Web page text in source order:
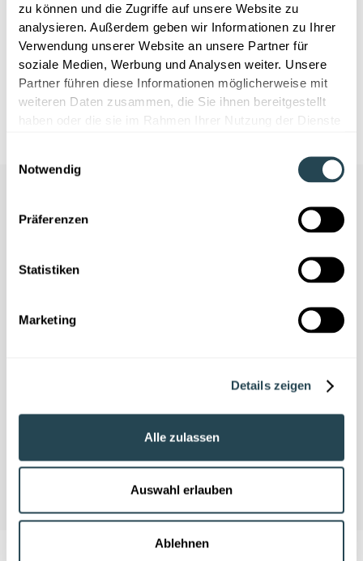
zu können und die Zugriffe auf unsere Website zu
analysieren. Außerdem geben wir Informationen zu Ihrer
Verwendung unserer Website an unsere Partner für
soziale Medien, Werbung und Analysen weiter. Unsere
Partner führen diese Informationen möglicherweise mit
weiteren Daten zusammen, die Sie ihnen bereitgestellt
haben oder die sie im Rahmen Ihrer Nutzung der Dienste
Notwendig
Präferenzen
Statistiken
Marketing
Details zeigen
Alle zulassen
Auswahl erlauben
Ablehnen
peintures,des polymères et des matériaux, qui
souhaitent renforcer la résilience de leursprocessus de
développement et exploiter les connaissances issues
des donnéeshistoriques.
caractère personnel peuvent être traitées
Accepter les cookies